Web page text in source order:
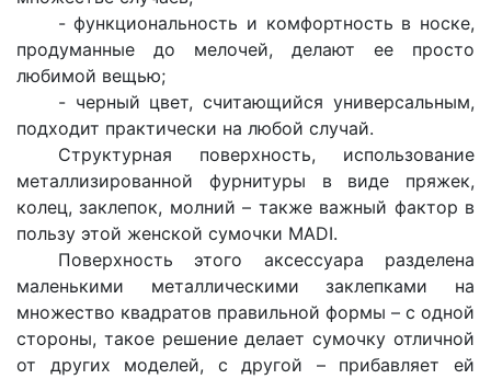
- функциональность и комфортность в носке,
продуманные до мелочей, делают ее просто
любимой вещью;
- черный цвет, считающийся универсальным,
подходит практически на любой случай.
Структурная поверхность, использование
металлизированной фурнитуры в виде пряжек,
колец, заклепок, молний – также важный фактор в
пользу этой женской сумочки MADI.
Поверхность этого аксессуара разделена
маленькими металлическими заклепками на
множество квадратов правильной формы – с одной
стороны, такое решение делает сумочку отличной
от других моделей, с другой – прибавляет ей